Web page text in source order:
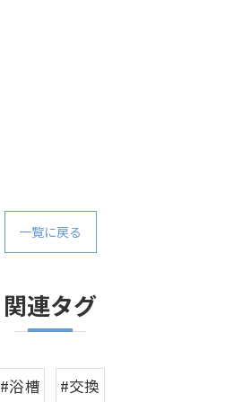
一覧に戻る
関連タグ
#浴槽 #交換